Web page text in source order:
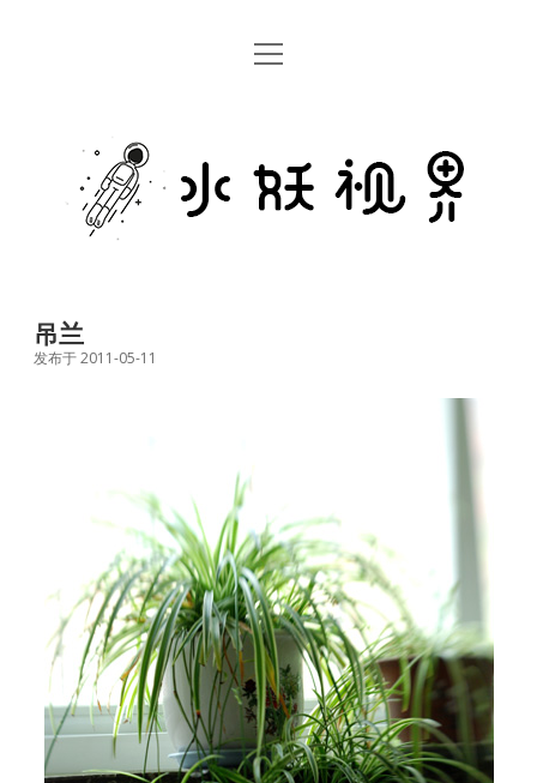
首页
关于
open
水
妖
视
吊兰
发布于 2011-05-11